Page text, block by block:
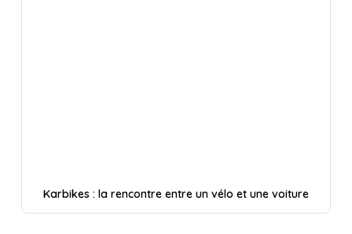
Karbikes : la rencontre entre un vélo et une voiture